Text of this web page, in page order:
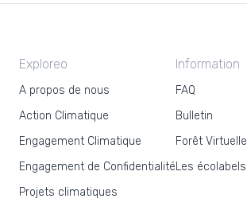
Exploreo
A propos de nous
Action Climatique
Engagement Climatique
Engagement de Confidentialité
Projets climatiques
Information
FAQ
Bulletin
Forêt Virtuelle
Les écolabels